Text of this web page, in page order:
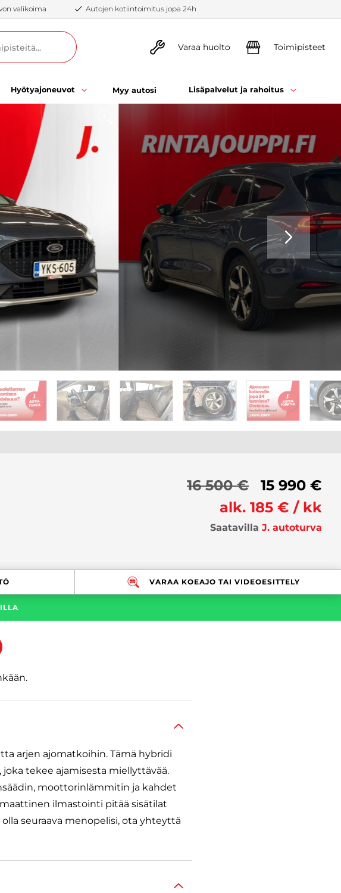
valikoima Autojen kotiintoimitus jopa 24h
Varaa huolto Toimipisteet
Hyötyajoneuvot Myy autosi Lisäpalvelut ja rahoitus
SEURAAVA
16 500 €
15 990 €
alk. 185 € / kk
Saatavilla J. autoturva
VARAA KOEAJO TAI VIDEOESITTELY
arjen ajomatkoihin. Tämä hybridi
tekee ajamisesta miellyttävää.
moottorinlämmitin ja kahdet
ilmastointi pitää sisätilat
seuraava menopelisi, ota yhteyttä